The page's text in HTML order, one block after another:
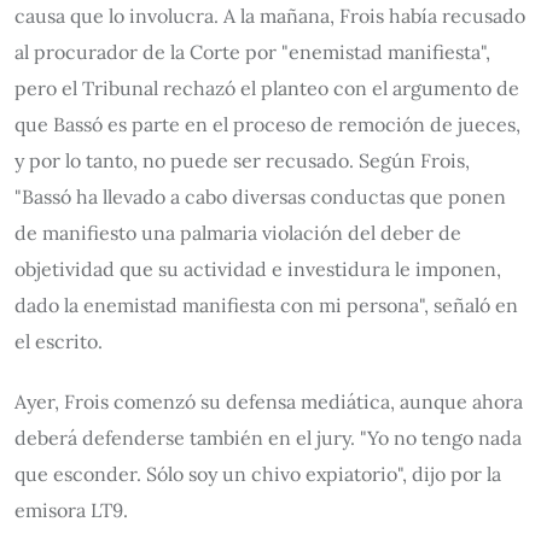
causa que lo involucra. A la mañana, Frois había recusado
al procurador de la Corte por "enemistad manifiesta",
pero el Tribunal rechazó el planteo con el argumento de
que Bassó es parte en el proceso de remoción de jueces,
y por lo tanto, no puede ser recusado. Según Frois,
"Bassó ha llevado a cabo diversas conductas que ponen
de manifiesto una palmaria violación del deber de
objetividad que su actividad e investidura le imponen,
dado la enemistad manifiesta con mi persona", señaló en
el escrito.
Ayer, Frois comenzó su defensa mediática, aunque ahora
deberá defenderse también en el jury. "Yo no tengo nada
que esconder. Sólo soy un chivo expiatorio", dijo por la
emisora LT9.